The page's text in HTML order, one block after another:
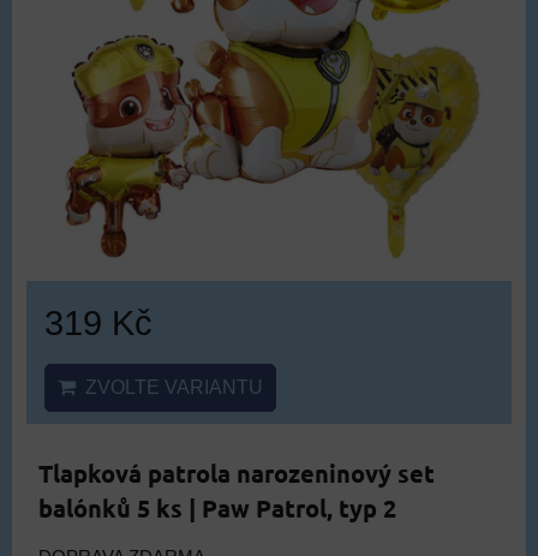
319 Kč
ZVOLTE VARIANTU
Tlapková patrola narozeninový set
balónků 5 ks | Paw Patrol, typ 2